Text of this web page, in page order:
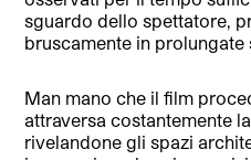
sguardo dello spettatore,
bruscamente in prolungate
Man mano che il film
attraversa costantemente
rivelandone gli spazi